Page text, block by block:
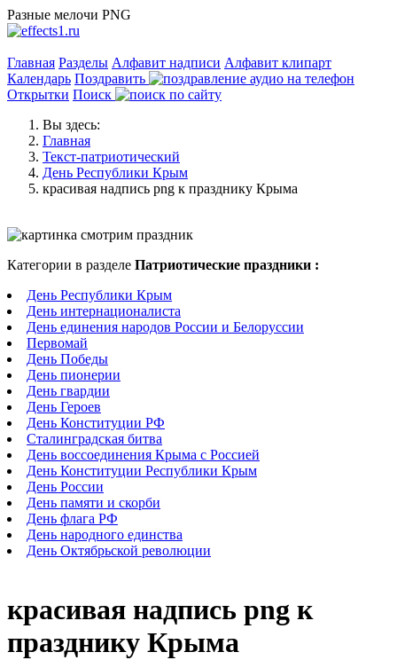
Разные мелочи PNG
Главная Разделы Алфавит надписи Алфавит клипарт
Календарь Поздравить
Открытки Поиск
Вы здесь:
Главная
Текст-патриотический
День Республики Крым
красивая надпись png к празднику Крыма
Категории в разделе Патриотические праздники :
День Республики Крым
День интернационалиста
День единения народов России и Белоруссии
Первомай
День Победы
День пионерии
День гвардии
День Героев
День Конституции РФ
Сталинградская битва
День воссоединения Крыма с Россией
День Конституции Республики Крым
День России
День памяти и скорби
День флага РФ
День народного единства
День Октябрьской революции
красивая надпись png к
празднику Крыма